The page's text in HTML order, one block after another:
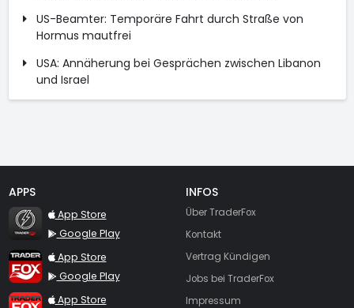
US-Beamter: Temporäre Fahrt durch Straße von
Hormus mautfrei
USA: Annäherung bei Gesprächen zwischen Libanon
und Israel
APPS
TraderFox Flash
App Store
Google Play
TraderFox App
App Store
Google Play
TraderFox Pro
App Store
INFOS
Über TraderFox
Kontakt
Vertrag Kündigen
Jobs bei TraderFox
Impressum